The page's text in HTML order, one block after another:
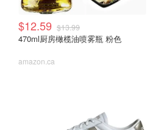
$12.59 $13.99
470ml厨房橄榄油喷雾瓶 粉色
amazon.ca